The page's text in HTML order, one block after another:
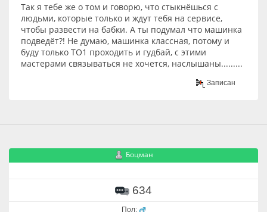
Так я тебе же о том и говорю, что стыкнёшься с
людьми, которые только и ждут тебя на сервисе,
чтобы развести на бабки. А ты подумал что машинка
подведёт?! Не думаю, машинка классная, потому и
буду только ТО1 проходить и гудбай, с этими
мастерами связываться не хочется, наслышаны.........
Записан
Боцман
634
Пол: